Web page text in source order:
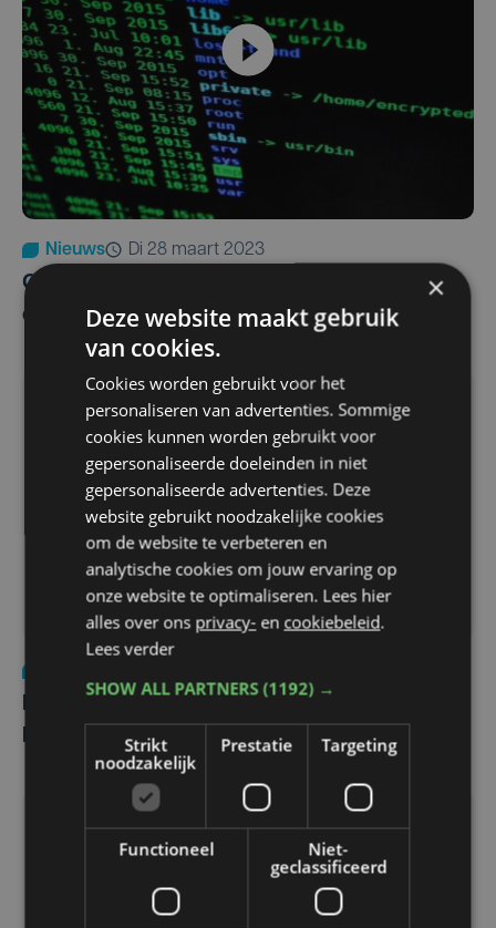
Nieuws di 28 maart 2023
Cybercriminelen en fietsdieven ontsieren
criminaliteitscijfers in Zone Vlas
Bende Franse fietsdieven opgepakt in
×
Deze website maakt gebruik
van cookies.
Cookies worden gebruikt voor het
personaliseren van advertenties. Sommige
cookies kunnen worden gebruikt voor
gepersonaliseerde doeleinden in niet
gepersonaliseerde advertenties. Deze
website gebruikt noodzakelijke cookies
om de website te verbeteren en
analytische cookies om jouw ervaring op
onze website te optimaliseren. Lees hier
alles over ons privacy- en cookiebeleid.
Lees verder
SHOW ALL PARTNERS(1192) →
Strikt
noodzakelijk
Prestatie Targeting
Functioneel
Niet-
geclassificeerd